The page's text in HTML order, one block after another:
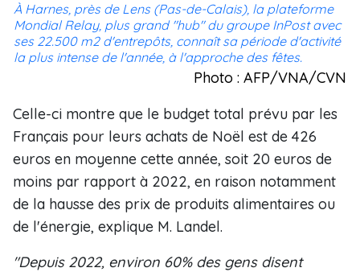
À Harnes, près de Lens (Pas-de-Calais), la plateforme
Mondial Relay, plus grand "hub" du groupe InPost avec
ses 22.500 m2 d'entrepôts, connaît sa période d'activité
la plus intense de l'année, à l'approche des fêtes.
Photo : AFP/VNA/CVN
Celle-ci montre que le budget total prévu par les
Français pour leurs achats de Noël est de 426
euros en moyenne cette année, soit 20 euros de
moins par rapport à 2022, en raison notamment
de la hausse des prix de produits alimentaires ou
de l'énergie, explique M. Landel.
"Depuis 2022, environ 60% des gens disent